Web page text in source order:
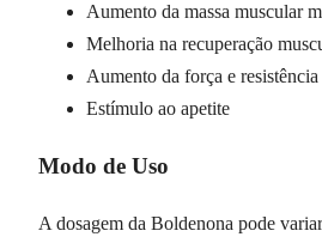
Aumento da massa muscular
Melhoria na recuperação
Aumento da força e resistência
Estímulo ao apetite
Modo de Uso
A dosagem da Boldenona pode